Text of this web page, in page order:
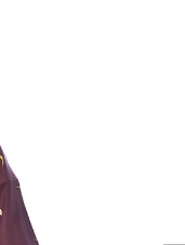
グループの
はこちら